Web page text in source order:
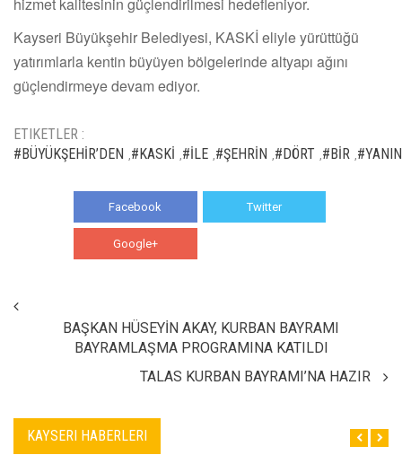
Kayseri Büyükşehir Belediyesi, KASKİ eliyle yürüttüğü
yatırımlarla kentin büyüyen bölgelerinde altyapı ağını
güçlendirmeye devam ediyor.
ETIKETLER :
#BÜYÜKŞEHİR’DEN #KASKİ #İLE #ŞEHRİN #DÖRT #BİR
Facebook Twitter
Google+
BAŞKAN HÜSEYİN AKAY, KURBAN BAYRAMI
BAYRAMLAŞMA PROGRAMINA KATILDI
TALAS KURBAN BAYRAMI’NA HAZIR
KAYSERI HABERLERI